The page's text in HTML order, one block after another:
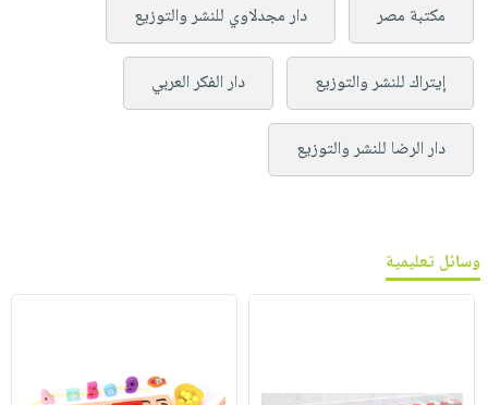
مكتبة مصر دار مجدلاوي للنشر والتوزيع
إيتراك للنشر والتوزيع دار الفكر العربي
دار الرضا للنشر والتوزيع
وسائل تعليمية